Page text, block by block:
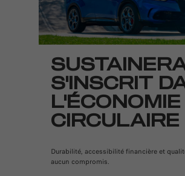
S'INSCRIT
L'ÉCONOMIE
CIRCULAIRE
Durabilité, accessibilité financière et
aucun compromis.